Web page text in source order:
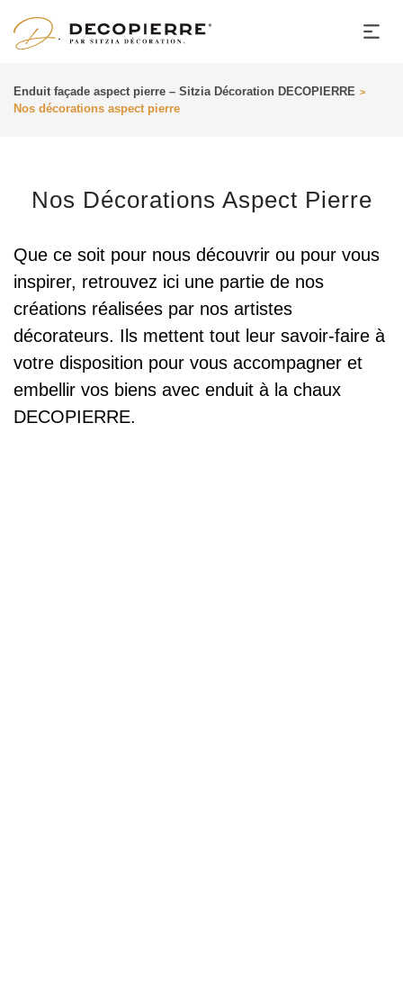
Enduit façade aspect pierre – Sitzia Décoration DECOPIERRE >
Nos décorations aspect pierre
Nos Décorations Aspect Pierre
Que ce soit pour nous découvrir ou pour vous
inspirer, retrouvez ici une partie de nos
créations réalisées par nos artistes
décorateurs. Ils mettent tout leur savoir-faire à
votre disposition pour vous accompagner et
embellir vos biens avec enduit à la chaux
DECOPIERRE.